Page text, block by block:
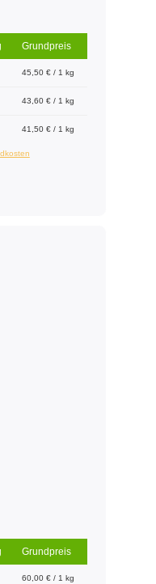
Grundpreis
45,50 € / 1 kg
43,60 € / 1 kg
41,50 € / 1 kg
Grundpreis
60,00 € / 1 kg